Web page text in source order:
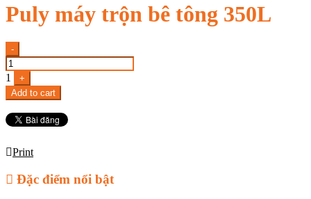
Puly máy trộn bê tông 350L
Quantity
-
1
+
Add to cart
Print
Đặc điểm nổi bật